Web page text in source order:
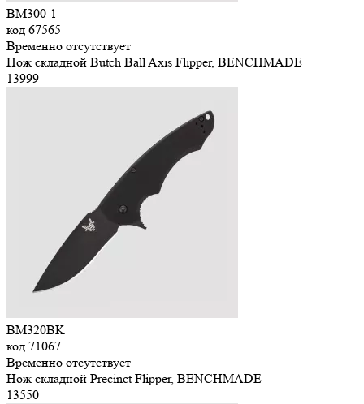
BM300-1
код 67565
Временно отсутствует
Нож складной Butch Ball Axis Flipper, BENCHMADE
13999
BM320BK
код 71067
Временно отсутствует
Нож складной Precinct Flipper, BENCHMADE
13550